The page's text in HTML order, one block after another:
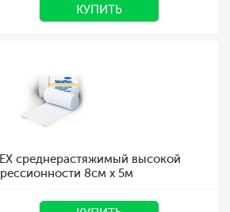
КУПИТЬ
среднерастяжимый высокой
8см х 5м